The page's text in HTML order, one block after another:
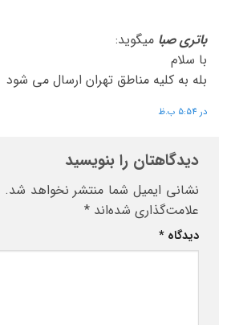
باتری صبا میگوید:
با سلام
بله به کلیه مناطق تهران ارسال می شود
در 5:54 ب.ظ
دیدگاهتان را بنویسید
نشانی ایمیل شما منتشر نخواهد شد.
علامت‌گذاری شده‌اند *
دیدگاه *